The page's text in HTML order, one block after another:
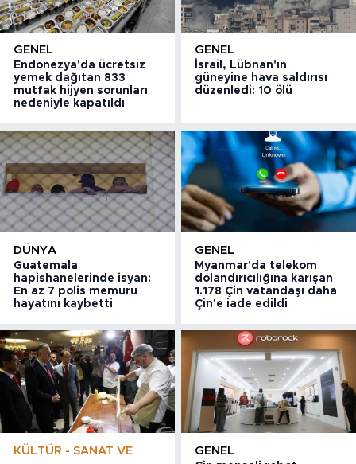
GENEL
Endonezya'da ücretsiz
yemek dağıtan 833
mutfak hijyen sorunları
nedeniyle kapatıldı
GENEL
İsrail, Lübnan'ın
güneyine hava saldırısı
düzenledi: 10 ölü
DÜNYA
Guatemala
hapishanelerinde isyan:
En az 7 polis memuru
hayatını kaybetti
GENEL
Myanmar'da telekom
dolandırıcılığına karışan
1.178 Çin vatandaşı daha
Çin'e iade edildi
KÜLTÜR - SANAT VE
GENEL